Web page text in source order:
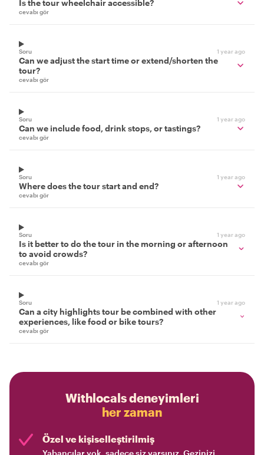
Is the tour wheelchair accessible?
cevabı gör
Soru 1 year ago
Can we adjust the start time or extend/shorten the
tour?
cevabı gör
Soru 1 year ago
Can we include food, drink stops, or tastings?
cevabı gör
Soru 1 year ago
Where does the tour start and end?
cevabı gör
Soru 1 year ago
Is it better to do the tour in the morning or afternoon
to avoid crowds?
cevabı gör
Soru 1 year ago
Can a city highlights tour be combined with other
experiences, like food or bike tours?
cevabı gör
Withlocals deneyimleri
her zaman
Özel ve kişiselleştirilmiş
Yabancılar yok, sadece siz varsınız. Gezinizi